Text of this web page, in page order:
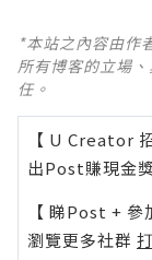
*本站之內容由作
所有博客的立場
任。
【 U Creator
出Post賺現金
【 睇Post + 參
瀏覽更多社群